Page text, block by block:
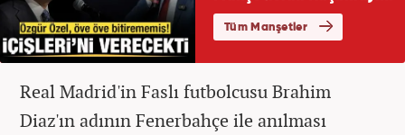
Real Madrid'in Faslı futbolcusu Brahim
Diaz'ın adının Fenerbahçe ile anılması